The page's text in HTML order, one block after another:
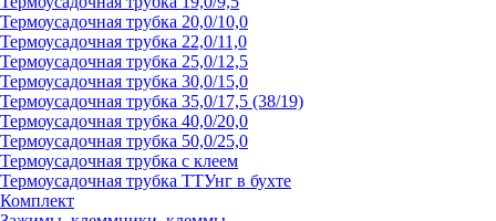
Термоусадочная трубка 20,0/10,0
Термоусадочная трубка 22,0/11,0
Термоусадочная трубка 25,0/12,5
Термоусадочная трубка 30,0/15,0
Термоусадочная трубка 35,0/17,5 (38/19)
Термоусадочная трубка 40,0/20,0
Термоусадочная трубка 50,0/25,0
Термоусадочная трубка с клеем
Термоусадочная трубка ТТУнг в бухте
Комплект